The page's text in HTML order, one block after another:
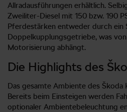
Allradausführungen erhältlich.
Zweiliter-Diesel mit 150 bzw. 190
Pferdestärken entweder durch ein
Doppelkupplungsgetriebe, was
Motorisierung abhängt.
Die Highlights des
Das gesamte Ambiente des Škoda
Bereits beim Einsteigen werden
optionaler Ambientebeleuchtung